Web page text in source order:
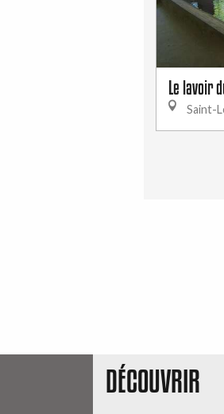
Le lavoir
Saint-
DÉCOUVRIR